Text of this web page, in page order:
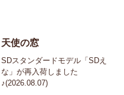
天使の窓
SDスタンダードモデル「SDえ
な」が再入荷しました
♪(2026.08.07)